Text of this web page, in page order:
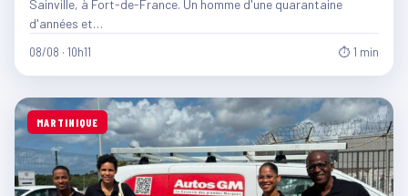
Sainville, à Fort-de-France. Un homme d'une quarantaine
d'années et…
08/08 · 10h11 ⏱ 1 min
MARTINIQUE